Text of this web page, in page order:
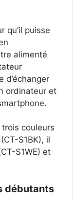
qu’il puisse
alimenté
d’échanger
ordinateur et
couleurs
S1BK), il
S1WE) et
débutants